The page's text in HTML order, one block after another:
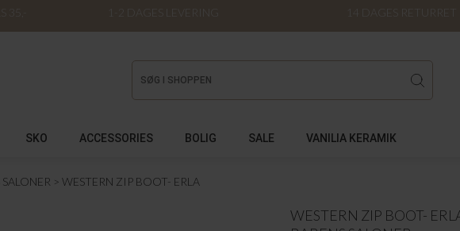
35,- 1-2 DAGES LEVERING 14 DAGES RETURRET
SKO ACCESSORIES BOLIG SALE VANILIA KERAMIK
SALONER WESTERN ZIP BOOT- ERLA
WESTERN ZIP BOOT-